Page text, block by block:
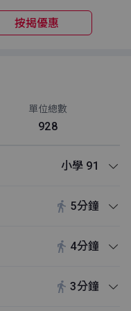
按揭優惠
單位總數
928
小學 91
5分鐘
4分鐘
3分鐘